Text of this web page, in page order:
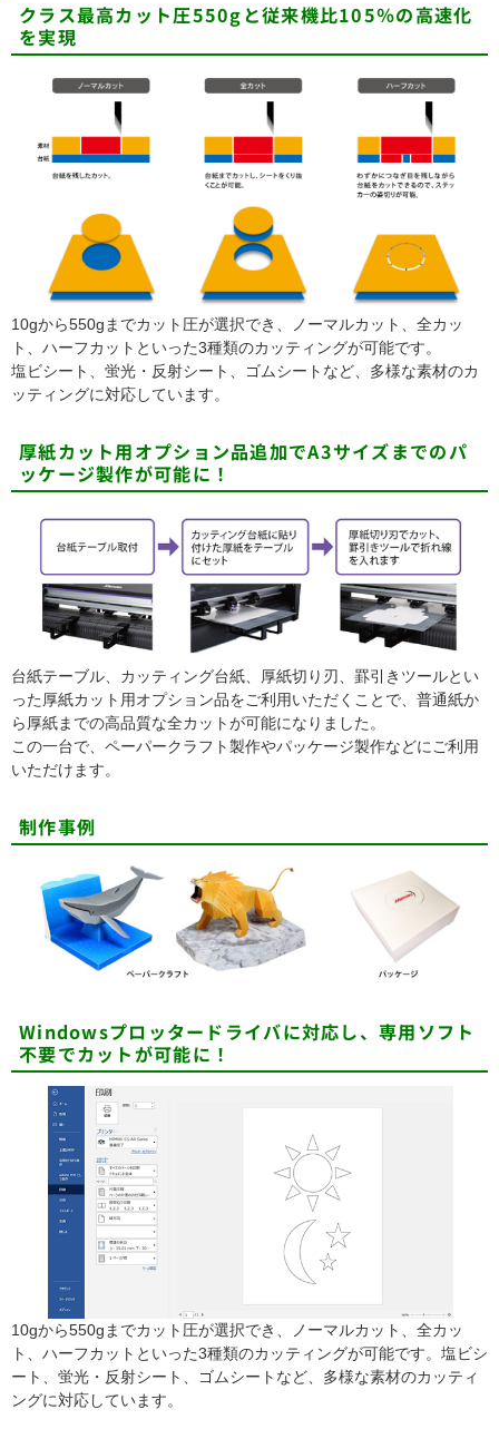
クラス最高カット圧550gと従来機比105％の高速化
を実現
10gから550gまでカット圧が選択でき、ノーマルカット、全カッ
ト、ハーフカットといった3種類のカッティングが可能です。
塩ビシート、蛍光・反射シート、ゴムシートなど、多様な素材のカ
ッティングに対応しています。
厚紙カット用オプション品追加でA3サイズまでのパ
ッケージ製作が可能に！
台紙テーブル、カッティング台紙、厚紙切り刃、罫引きツールとい
った厚紙カット用オプション品をご利用いただくことで、普通紙か
ら厚紙までの高品質な全カットが可能になりました。
この一台で、ペーパークラフト製作やパッケージ製作などにご利用
いただけます。
制作事例
Windowsプロッタードライバに対応し、専用ソフト
不要でカットが可能に！
10gから550gまでカット圧が選択でき、ノーマルカット、全カッ
ト、ハーフカットといった3種類のカッティングが可能です。塩ビシ
ート、蛍光・反射シート、ゴムシートなど、多様な素材のカッティ
ングに対応しています。